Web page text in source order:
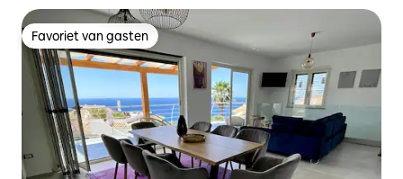
Favoriet van gasten
Favoriet van gasten